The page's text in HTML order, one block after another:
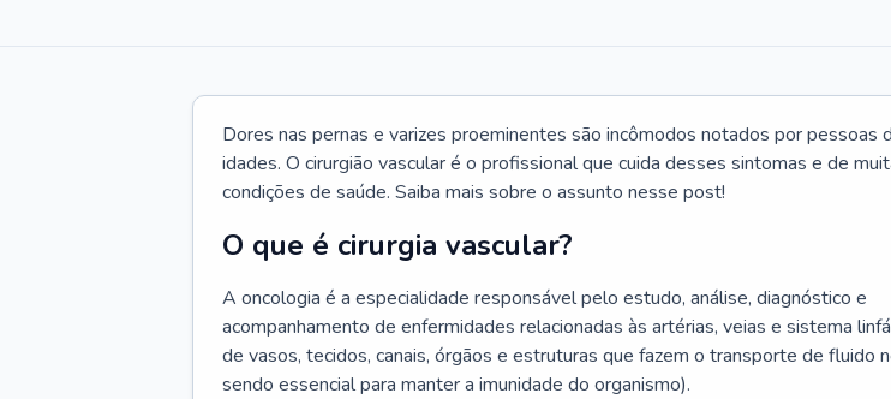
Dores nas pernas e varizes proeminentes são incômodos notados por pessoas
idades. O cirurgião vascular é o profissional que cuida desses sintomas e de
condições de saúde. Saiba mais sobre o assunto nesse post!
O que é cirurgia vascular?
A oncologia é a especialidade responsável pelo estudo, análise, diagnóstico e
acompanhamento de enfermidades relacionadas às artérias, veias e sistema
de vasos, tecidos, canais, órgãos e estruturas que fazem o transporte de fluido
sendo essencial para manter a imunidade do organismo).